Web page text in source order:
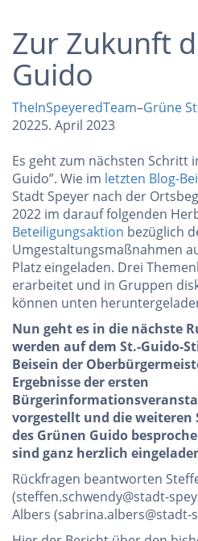
Zur Zukunft
Guido
TheInSpeyeredTeam–Grüne
20225. April 2023
Es geht zum nächsten Schritt
Guido”. Wie im letzten Blog-
Stadt Speyer nach der
2022 im darauf folgenden
Beteiligungsaktion bezüglich
Umgestaltungsmaßnahmen
Platz eingeladen. Drei
erarbeitet und in Gruppen
können unten
Nun geht es in die nächste
werden auf dem St.-Guido-
Beisein der
Ergebnisse der ersten
vorgestellt und die weiteren
des Grünen Guido
sind ganz herzlich
Rückfragen beantworten
(steffen.schwendy@stadt-
Albers (sabrina.albers@stadt-